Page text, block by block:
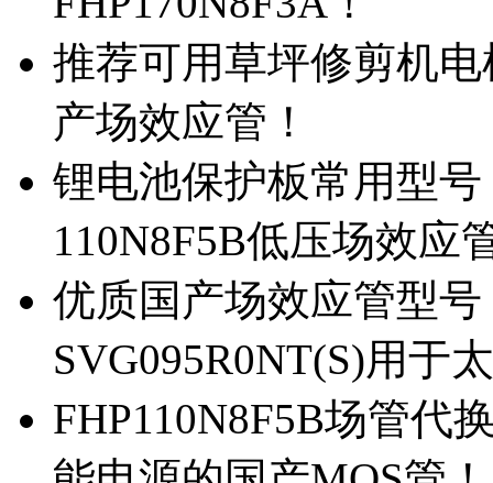
推荐可用草坪修剪机电
产场效应管！
锂电池保护板常用型号
110N8F5B低压场效应
优质国产场效应管型
SVG095R0NT(S)用于
FHP110N8F5B场管代